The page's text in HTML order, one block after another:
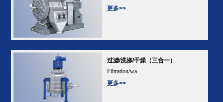
更多>>
过滤/洗涤/干燥（三合一）
Filtration/wa...
更多>>